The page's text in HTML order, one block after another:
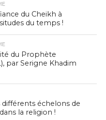
du Cheikh à
du temps !
du Prophète
par Serigne Khadim
différents échelons de
la religion !